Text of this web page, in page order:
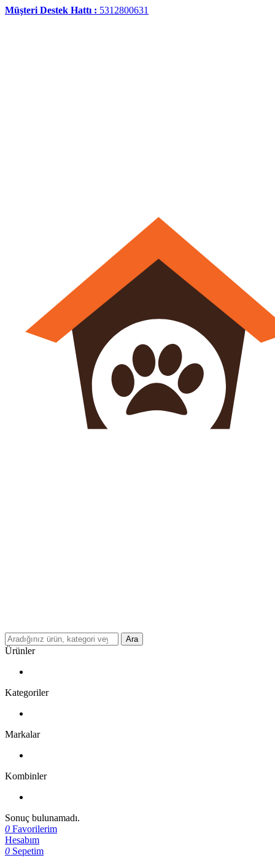
Müşteri Destek Hattı : 5312800631
Ara
Ürünler
Kategoriler
Markalar
Kombinler
Sonuç bulunamadı.
0 Favorilerim
Hesabım
0 Sepetim